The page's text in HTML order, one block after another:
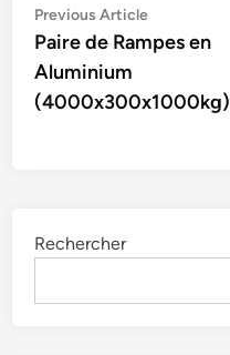
Navigation
de
l’article
Previous ArticlePrevious
article:
Paire de Rampes en
Aluminium
(4000x300x1000kg)
Rechercher